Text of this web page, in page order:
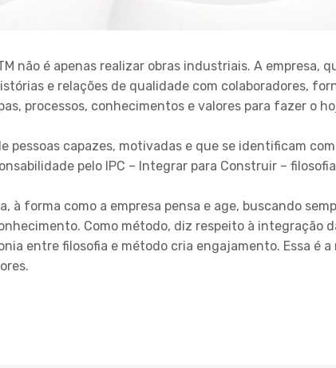
não é apenas realizar obras industriais. A empresa,
e relações de qualidade com colaboradores,
processos, conhecimentos e valores para fazer o
capazes, motivadas e que se identificam
pelo IPC – Integrar para Construir –
à forma como a empresa pensa e age, buscando
Como método, diz respeito à integração
entre filosofia e método cria engajamento. Essa é a